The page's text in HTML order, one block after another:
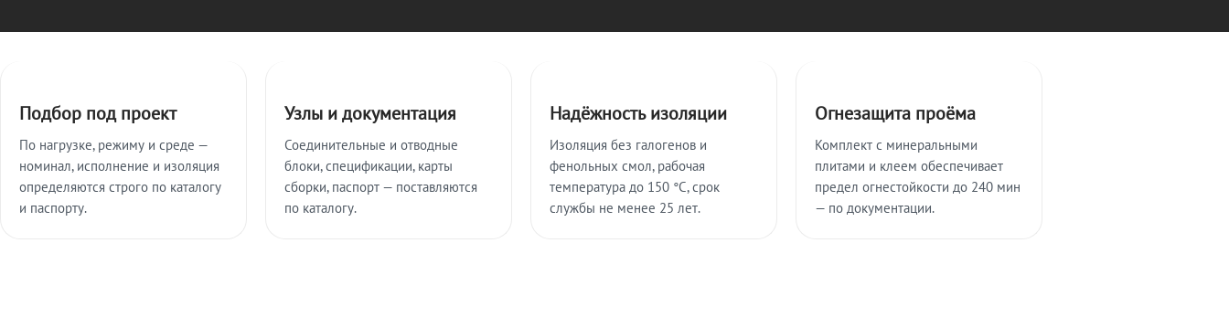
Подбор под проект
По нагрузке, режиму и среде —
номинал, исполнение и изоляция
определяются строго по каталогу
и паспорту.
Узлы и документация
Соединительные и отводные
блоки, спецификации, карты
сборки, паспорт — поставляются
по каталогу.
Надёжность изоляции
Изоляция без галогенов и
фенольных смол, рабочая
температура до 150 °C, срок
службы не менее 25 лет.
Огнезащита проёма
Комплект с минеральными
плитами и клеем обеспечивает
предел огнестойкости до 240 мин
— по документации.